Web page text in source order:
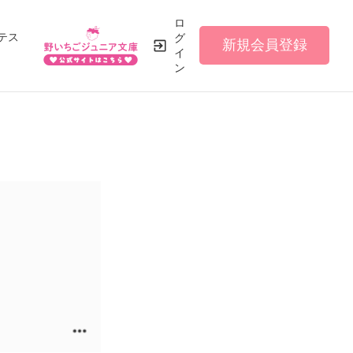
ス
ロ
グ
イ
ン
新規会員登録